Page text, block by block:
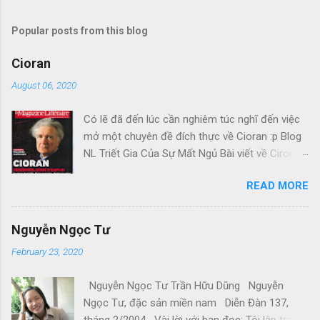
Popular posts from this blog
Cioran
August 06, 2020
Có lẽ đã đến lúc cần nghiêm túc nghĩ đến việc
mở một chuyên đề đích thực về Cioran :p Blog
NL Triết Gia Của Sự Mất Ngủ Bài viết về Ciroran
hoài, mà cứ lu bu hoài. Mới lật ra đi 1 đường
loáng thoáng, vớ được câu này thật tuyệt: Con
tưởng tượng, đủ cho nó cảm thấy đời mình sao
chạy, đúng là tâm trạng Gấu khi đó. Kiếp Khác
Cõi khác Những ngày Mậu Thân căng thẳng, Đại
READ MORE
Nguyễn Ngọc Tư
February 23, 2020
Nguyễn Ngọc Tư Trần Hữu Dũng Nguyễn
Ngọc Tư, đặc sản miền nam Diễn Đàn 137,